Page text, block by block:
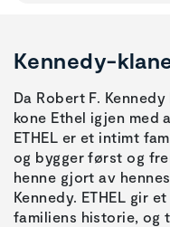
Kennedy-
Da Robert F.
kone Ethel igjen med
ETHEL er et intimt
og bygger først og
henne gjort av
Kennedy. ETHEL gir
familiens historie, og